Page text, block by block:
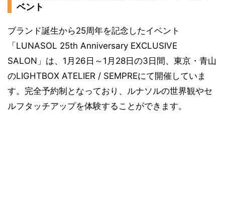
ベント
ブランド誕生から25周年を記念したイベント
「LUNASOL 25th Anniversary EXCLUSIVE
SALON」は、1月26日～1月28日の3日間、東京・青山
のLIGHTBOX ATELIER / SEMPREにて開催していま
す。完全予約制となっており、ルナソルの世界観やセ
ルフタッチアップを体験することができます。